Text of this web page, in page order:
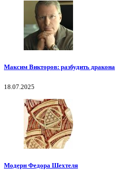
Максим Викторов: разбудить дракона
18.07.2025
Модерн Федора Шехтеля